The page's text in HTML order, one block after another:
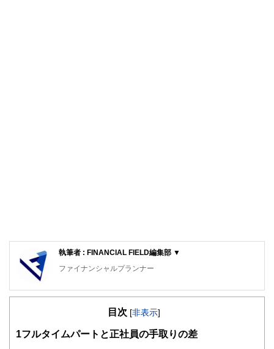
執筆者 : FINANCIAL FIELD編集部 ▼
ファイナンシャルプランナー
FinancialField編集部は、金融、経済に関する記事を、日々
知識がない方でも理解できるようわかりやすく発信していま
目次 [非表示]
1 フルタイムパートと正社員の手取りの差